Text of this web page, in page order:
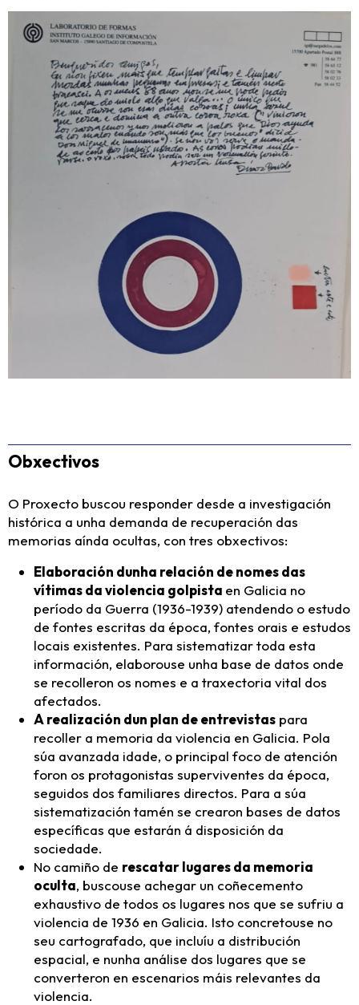
Obxectivos
O Proxecto buscou responder desde a investigación
histórica a unha demanda de recuperación das
memorias aínda ocultas, con tres obxectivos:
Elaboración dunha relación de nomes das
vítimas da violencia golpista en Galicia no
período da Guerra (1936-1939) atendendo o estudo
de fontes escritas da época, fontes orais e estudos
locais existentes. Para sistematizar toda esta
información, elaborouse unha base de datos onde
se recolleron os nomes e a traxectoria vital dos
afectados.
A realización dun plan de entrevistas para
recoller a memoria da violencia en Galicia. Pola
súa avanzada idade, o principal foco de atención
foron os protagonistas superviventes da época,
seguidos dos familiares directos. Para a súa
sistematización tamén se crearon bases de datos
específicas que estarán á disposición da
sociedade.
No camiño de rescatar lugares da memoria
oculta, buscouse achegar un coñecemento
exhaustivo de todos os lugares nos que se sufriu a
violencia de 1936 en Galicia. Isto concretouse no
seu cartografado, que incluíu a distribución
espacial, e nunha análise dos lugares que se
converteron en escenarios máis relevantes da
violencia.